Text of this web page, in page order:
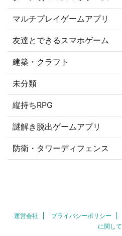
マルチプレイゲームアプリ
友達とできるスマホゲーム
建築・クラフト
未分類
縦持ちRPG
謎解き脱出ゲームアプリ
防衛・タワーディフェンス
運営会社 プライバシーポリシー
に関して